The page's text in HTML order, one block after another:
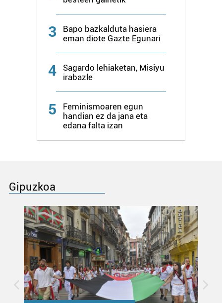
3
Bapo bazkalduta hasiera
eman diote Gazte Egunari
4
Sagardo lehiaketan, Misiyu
irabazle
5
Feminismoaren egun
handian ez da jana eta
edana falta izan
Gipuzkoa